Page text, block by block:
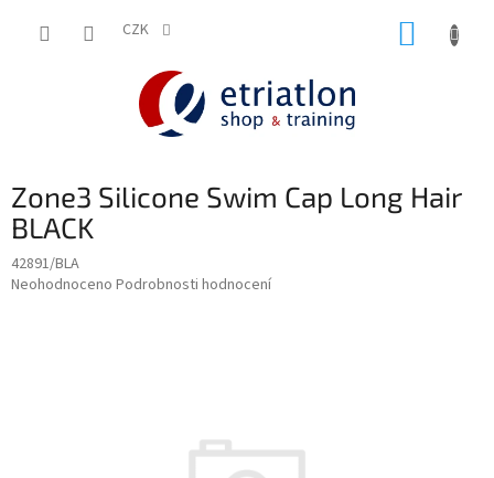
CZK
Zone3 Silicone Swim Cap Long Hair
BLACK
42891/BLA
Průměrné
Neohodnoceno Podrobnosti hodnocení
shop.etriatlon.cz - Chat